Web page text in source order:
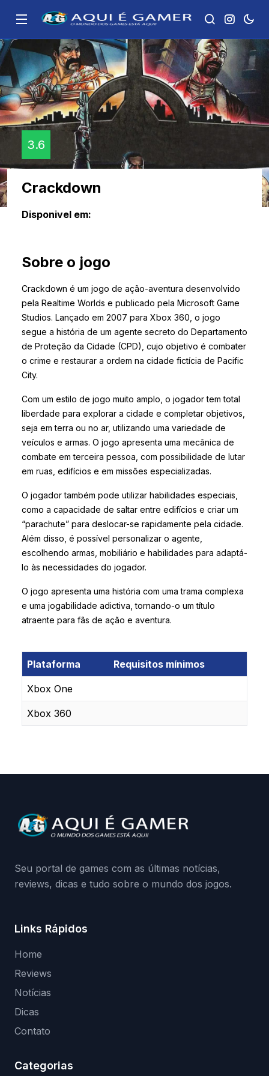
3.6
Crackdown
Disponivel em:
Sobre o jogo
Crackdown é um jogo de ação-aventura desenvolvido
pela Realtime Worlds e publicado pela Microsoft Game
Studios. Lançado em 2007 para Xbox 360, o jogo
segue a história de um agente secreto do Departamento
de Proteção da Cidade (CPD), cujo objetivo é combater
o crime e restaurar a ordem na cidade fictícia de Pacific
City.
Com um estilo de jogo muito amplo, o jogador tem total
liberdade para explorar a cidade e completar objetivos,
seja em terra ou no ar, utilizando uma variedade de
veículos e armas. O jogo apresenta uma mecânica de
combate em terceira pessoa, com possibilidade de lutar
em ruas, edifícios e em missões especializadas.
O jogador também pode utilizar habilidades especiais,
como a capacidade de saltar entre edifícios e criar um
“parachute” para deslocar-se rapidamente pela cidade.
Além disso, é possível personalizar o agente,
escolhendo armas, mobiliário e habilidades para adaptá-
lo às necessidades do jogador.
O jogo apresenta uma história com uma trama complexa
e uma jogabilidade adictiva, tornando-o um título
atraente para fãs de ação e aventura.
Plataforma Requisitos mínimos
Xbox One
Xbox 360
Seu portal de games com as últimas notícias,
reviews, dicas e tudo sobre o mundo dos jogos.
Links Rápidos
Home
Reviews
Notícias
Dicas
Contato
Categorias